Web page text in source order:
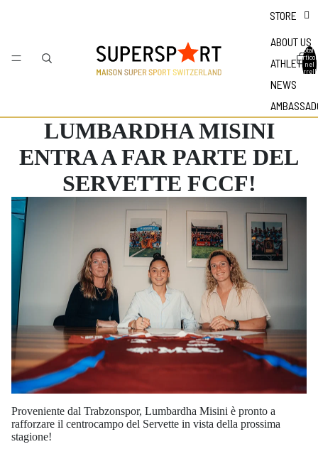
STORE
ABOUT US
ATHLETES
NEWS
Totale
nel
LUMBARDHA MISINI
ENTRA A FAR PARTE DEL
SERVETTE FCCF!
Proveniente dal Trabzonspor, Lumbardha Misini è pronto a
rafforzare il centrocampo del Servette in vista della prossima
stagione!